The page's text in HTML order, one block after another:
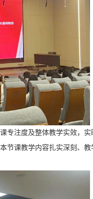
专注度及整体教学实效，
节课教学内容扎实深刻、